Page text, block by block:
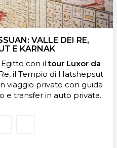
VALLE DEI RE,
E KARNAK
Egitto con iltour Luxor da
il Tempio di Hatshepsut
viaggio privato con guida
e transfer in auto privata.